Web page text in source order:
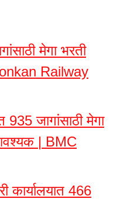
मेगा भरती
Railway
935 जागांसाठी मेगा
| BMC
कार्यालयात 466